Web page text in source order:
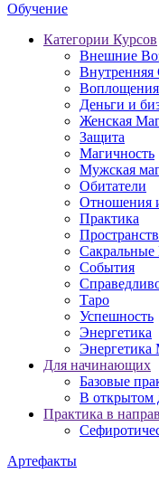
Обучение
Категории Курсов
Внешние
Внутренняя
Деньги и
Женская
Защита
Магичность
Мужская
Обитатели
Отношения
Практика
События
Таро
Успешность
Энергетика
Энергетика
Для начинающих
Базовые
В открытом
Практика в
Артефакты